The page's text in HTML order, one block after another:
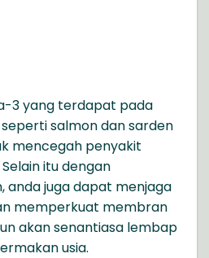
3 yang terdapat pada
salmon dan sarden
mencegah penyakit
itu dengan
anda juga dapat menjaga
memperkuat membran
akan senantiasa lembap
usia.